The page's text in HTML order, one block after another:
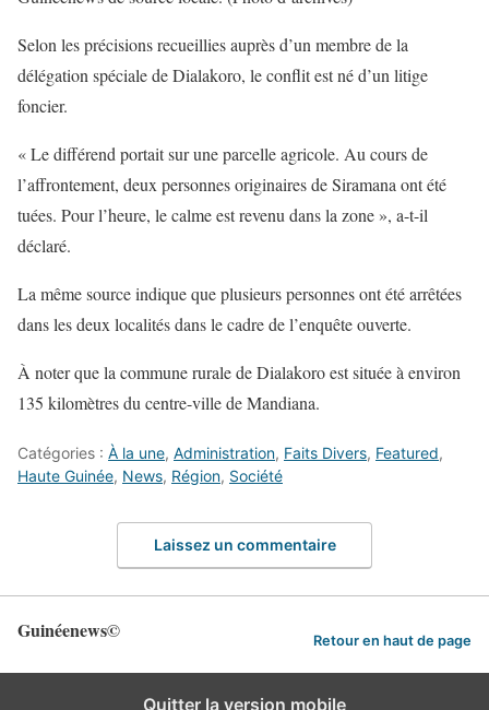
Selon les précisions recueillies auprès d’un membre de la
délégation spéciale de Dialakoro, le conflit est né d’un litige
foncier.
« Le différend portait sur une parcelle agricole. Au cours de
l’affrontement, deux personnes originaires de Siramana ont été
tuées. Pour l’heure, le calme est revenu dans la zone », a-t-il
déclaré.
La même source indique que plusieurs personnes ont été arrêtées
dans les deux localités dans le cadre de l’enquête ouverte.
À noter que la commune rurale de Dialakoro est située à environ
135 kilomètres du centre-ville de Mandiana.
Catégories : À la une, Administration, Faits Divers, Featured,
Haute Guinée, News, Région, Société
Laissez un commentaire
Guinéenews© Retour en haut de page
Quitter la version mobile